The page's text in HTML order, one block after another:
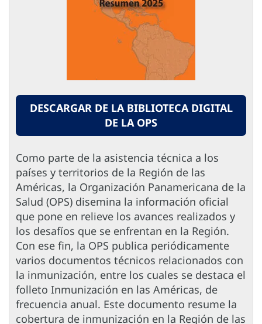
DESCARGAR DE LA BIBLIOTECA DIGITAL
DE LA OPS
Como parte de la asistencia técnica a los
países y territorios de la Región de las
Américas, la Organización Panamericana de la
Salud (OPS) disemina la información oficial
que pone en relieve los avances realizados y
los desafíos que se enfrentan en la Región.
Con ese fin, la OPS publica periódicamente
varios documentos técnicos relacionados con
la inmunización, entre los cuales se destaca el
folleto Inmunización en las Américas, de
frecuencia anual. Este documento resume la
cobertura de inmunización en la Región de las